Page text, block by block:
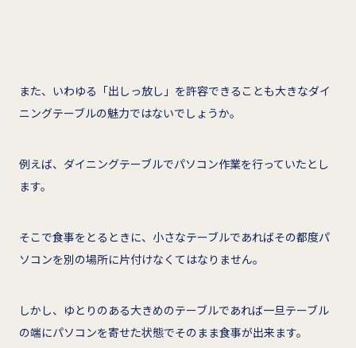
また、いわゆる「出しっ放し」を許容できることも大きなダイ
ニングテーブルの魅力ではないでしょうか。
例えば、ダイニングテーブルでパソコン作業を行っていたとし
ます。
そこで食事をとるときに、小さなテーブルであればその都度パ
ソコンを別の場所に片付けなくてはなりません。
しかし、ゆとりのある大きめのテーブルであれば一旦テーブル
の端にパソコンを寄せた状態でそのまま食事が出来ます。